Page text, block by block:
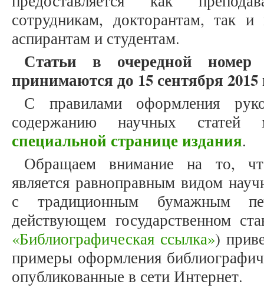
сотрудникам, докторантам, так
аспирантам и студентам.
Статьи в очередной
принимаются до 15 сентября 2015
С правилами оформления
содержанию научных
специальной странице издания.
Обращаем внимание на то,
является равноправным видом
с традиционным бумажным
действующем государственном
«Библиографическая ссылка»)
примеры оформления
опубликованные в сети Интернет.